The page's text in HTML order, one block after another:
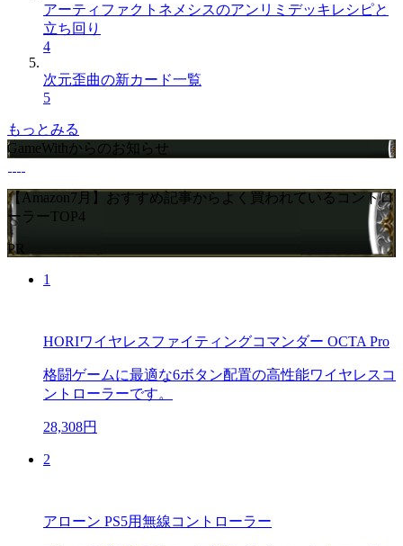
アーティファクトネメシスのアンリミデッキレシピと
立ち回り
4
次元歪曲の新カード一覧
5
もっとみる
GameWithからのお知らせ
【Amazon7月】おすすめ記事からよく買われているコントロ
ーラーTOP4
PR
1
HORIワイヤレスファイティングコマンダー OCTA Pro
格闘ゲームに最適な6ボタン配置の高性能ワイヤレスコ
ントローラーです。
28,308円
2
アローン PS5用無線コントローラー